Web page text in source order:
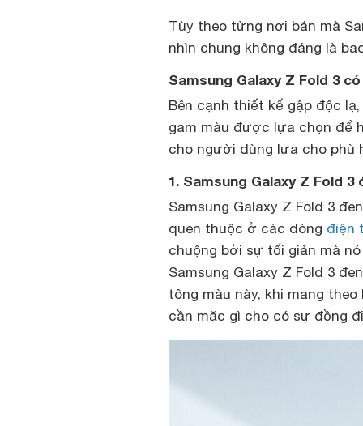
Tùy theo từng nơi bán mà
nhìn chung không đáng là
Samsung Galaxy Z Fold 3
Bên cạnh thiết kế gập độc
gam màu được lựa chọn để
cho người dùng lựa cho phù
1. Samsung Galaxy Z Fold
Samsung Galaxy Z Fold 3
quen thuộc ở các dòng điện
chuộng bởi sự tối giản mà
Samsung Galaxy Z Fold 3
tông màu này, khi mang
cần mặc gì cho có sự đồng